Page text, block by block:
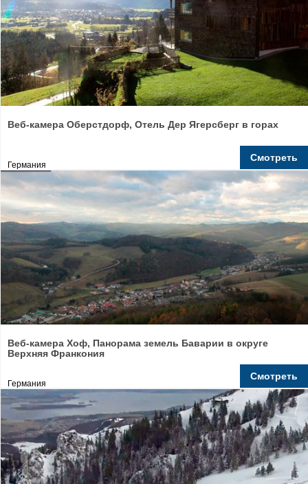
Веб-камера Оберстдорф, Отель Дер Ягерсберг в горах
Германия
Смотреть
Веб-камера Хоф, Панорама земель Баварии в округе
Верхняя Франкония
Германия
Смотреть